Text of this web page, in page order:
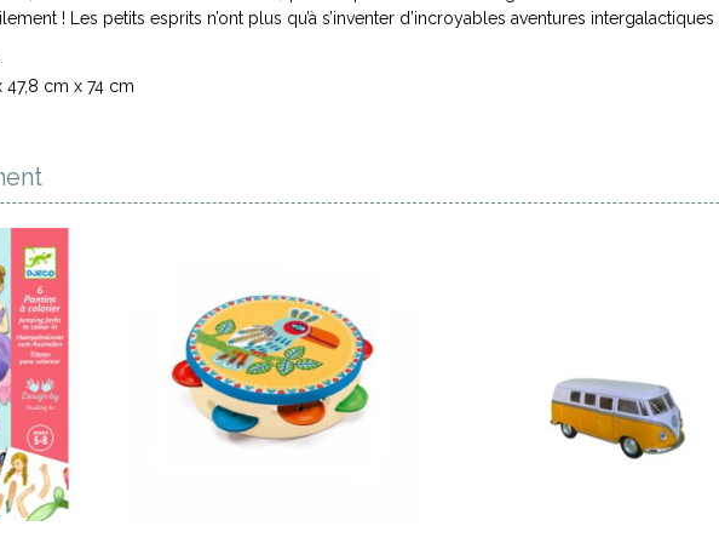
! Les petits esprits n’ont plus qu’à s’inventer d’incroyables aventures intergalactiques
47,8 cm x 74 cm